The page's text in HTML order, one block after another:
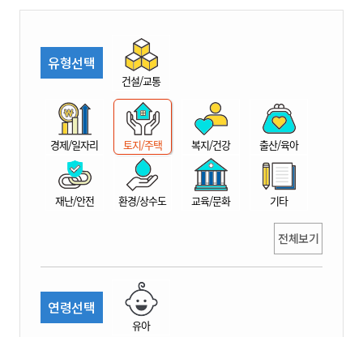
시
산
유형선택
건설/교통
경제/일자리 토지/주택 복지/건강 출산/육아
재난/안전 환경/상수도 교육/문화 기타
전체보기
연령선택
유아